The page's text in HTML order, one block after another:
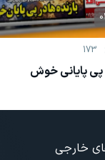
173
پی پایانی خوش
خارجی